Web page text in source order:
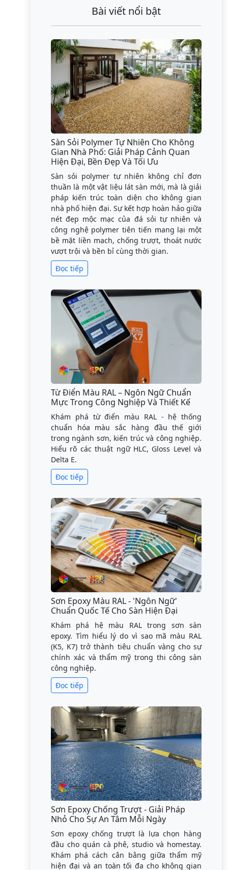
Bài viết nổi bật
Sàn Sỏi Polymer Tự Nhiên Cho Không
Gian Nhà Phố: Giải Pháp Cảnh Quan
Hiện Đại, Bền Đẹp Và Tối Ưu
Sàn sỏi polymer tự nhiên không chỉ đơn
thuần là một vật liệu lát sàn mới, mà là giải
pháp kiến trúc toàn diện cho không gian
nhà phố hiện đại. Sự kết hợp hoàn hảo giữa
nét đẹp mộc mạc của đá sỏi tự nhiên và
công nghệ polymer tiên tiến mang lại một
bề mặt liền mạch, chống trượt, thoát nước
vượt trội và bền bỉ cùng thời gian.
Đọc tiếp
Từ Điển Màu RAL – Ngôn Ngữ Chuẩn
Mực Trong Công Nghiệp Và Thiết Kế
Khám phá từ điển màu RAL - hệ thống
chuẩn hóa màu sắc hàng đầu thế giới
trong ngành sơn, kiến trúc và công nghiệp.
Hiểu rõ các thuật ngữ HLC, Gloss Level và
Delta E.
Đọc tiếp
Sơn Epoxy Màu RAL - 'Ngôn Ngữ'
Chuẩn Quốc Tế Cho Sàn Hiện Đại
Khám phá hệ màu RAL trong sơn sàn
epoxy. Tìm hiểu lý do vì sao mã màu RAL
(K5, K7) trở thành tiêu chuẩn vàng cho sự
chính xác và thẩm mỹ trong thi công sàn
công nghiệp.
Đọc tiếp
Sơn Epoxy Chống Trượt - Giải Pháp
Nhỏ Cho Sự An Tâm Mỗi Ngày
Sơn epoxy chống trượt là lựa chọn hàng
đầu cho quán cà phê, studio và homestay.
Khám phá cách cân bằng giữa thẩm mỹ
hiện đại và an toàn tối đa cho không gian